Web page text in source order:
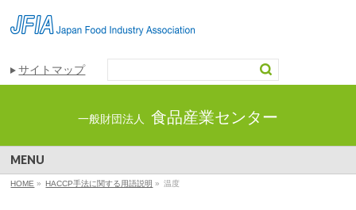
サイトマップ
一般財団法人 食品産業センター
MENU
HOME » HACCP手法に関する用語説明 » 温度